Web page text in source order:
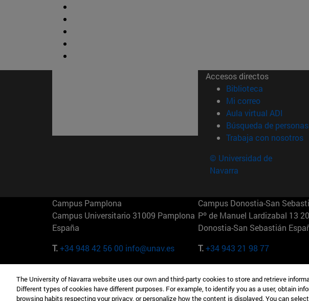
Accesos directos
Biblioteca (abre en
Mi correo(abre en
Aula virtual ADI (abre
Búsqueda de personas
Trabaja con nosotros
© Universidad de
Navarra
Campus Pamplona
Campus Universitario 31009 Pamplona
España
T.+34 948 42 56 00 info@unav.es
Campus Donostia-San
Pº de Manuel Lardizabal 13
Donostia-San Sebastián
T.+34 943 21 98 77
Camino del Cerro Águila 3 28023
Madrid España
165 W 57th St 10019-2201
EE.UU
The University of Navarra website uses our own and third-party cookies to store and retrieve
Different types of cookies have different purposes. For example, to identify you as a user, obtain
browsing habits respecting your privacy, or personalize how the content is displayed. You can